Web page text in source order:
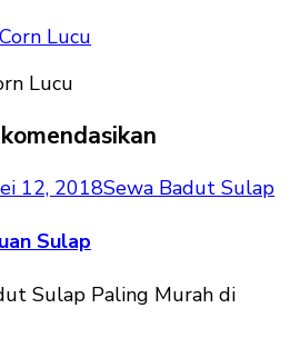
Lucu
12, 2018Sewa Badut Sulap
Sulap